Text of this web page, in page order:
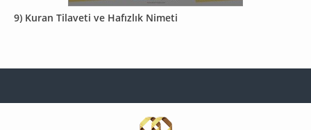
9) Kuran Tilaveti ve Hafızlık Nimeti